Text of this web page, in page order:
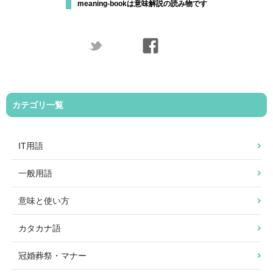
meaning-bookは意味解説の読み物です
カテゴリ一覧
IT用語
一般用語
意味と使い方
カタカナ語
冠婚葬祭・マナー